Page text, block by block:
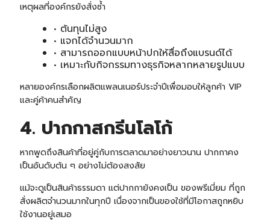
เหตุผลที่องค์กรยังสั่งซ้ำ
• ต้นทุนไม่สูง
• แจกได้จำนวนมาก
• สามารถออกแบบหน้าปกให้สื่อถึงแบรนด์ได้
• เหมาะกับกิจกรรมทางธุรกิจหลากหลายรูปแบบ
หลายองค์กรเลือกผลิตแพลนเนอร์ประจำปีเพื่อมอบให้ลูกค้า VIP
และคู่ค้าคนสำคัญ
4. ปากกาสกรีนโลโก้
หากพูดถึงสินค้าที่อยู่คู่กับการตลาดมาอย่างยาวนาน ปากกาคง
เป็นอันดับต้น ๆ อย่างไม่ต้องสงสัย
แม้จะดูเป็นสินค้าธรรมดา แต่ปากกายังคงเป็น ของพรีเมี่ยม ที่ถูก
สั่งผลิตจำนวนมากในทุกปี เนื่องจากเป็นของใช้ที่มีโอกาสถูกหยิบ
ใช้งานอยู่เสมอ